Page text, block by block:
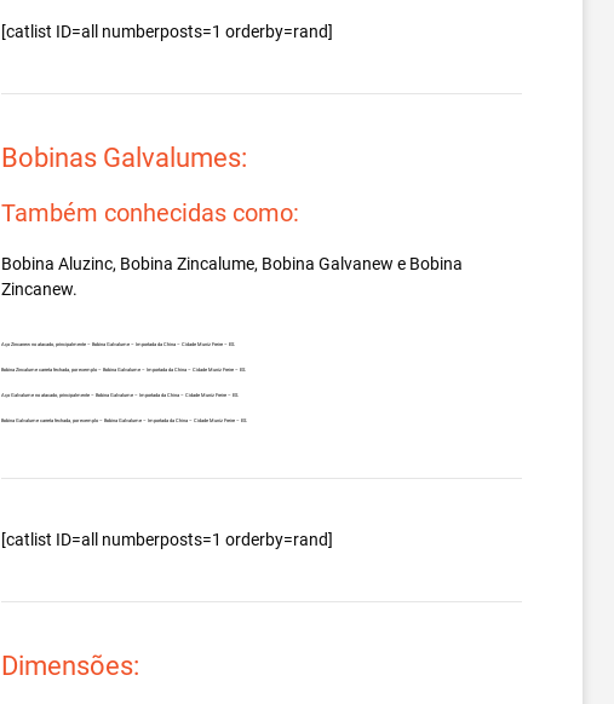
[catlist ID=all numberposts=1 orderby=rand]
Bobinas Galvalumes:
Também conhecidas como:
Bobina Aluzinc, Bobina Zincalume, Bobina Galvanew e Bobina
Zincanew.
Aço Zincanew no atacado, principalmente – Bobina Galvalume – Importada da China – Cidade Muniz Freire – ES.
Bobina Zincalume carreta fechada, por exemplo – Bobina Galvalume – Importada da China – Cidade Muniz Freire – ES.
Aço Galvalume no atacado, principalmente – Bobina Galvalume – Importada da China – Cidade Muniz Freire – ES.
Bobina Galvalume carreta fechada, por exemplo – Bobina Galvalume – Importada da China – Cidade Muniz Freire – ES.
[catlist ID=all numberposts=1 orderby=rand]
Dimensões: